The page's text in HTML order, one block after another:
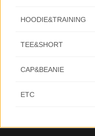
HOODIE&TRAINING
TEE&SHORT
CAP&BEANIE
ETC